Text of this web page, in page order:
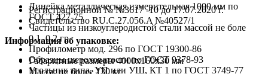
Регистрационной № №3617 -10 до 17.07.2020 г.
Свидетельство RU.C.27.056.A №40527/1
Информация об упаковке:
Габаритные размеры 4000x160x30 мм
Масса, не более 130 кг
Линейка металлическая измерительная 1000 мм по
ГОСТ 427-75
Частицы из низкоуглеродистой стали массой не боле
0.1..0.2 гр
Профилометр мод. 296 по ГОСТ 19300-86
Образцы шероховатости по ГОСТ 9378-93
Угольник типа, УП или УШ, КТ 1 по ГОСТ 3749-77